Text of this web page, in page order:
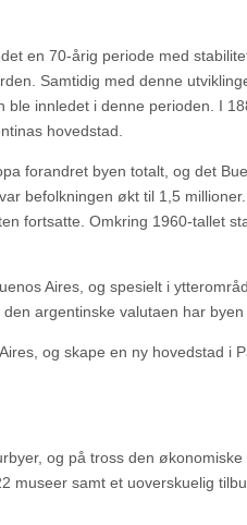
en 70-årig periode med
Samtidig med denne
ble innledet i denne perioden. I
hovedstad.
forandret byen totalt, og det
befolkningen økt til 1,5
fortsatte. Omkring 1960-tallet
Aires, og spesielt i
argentinske valutaen har
og skape en ny hovedstad i
og på tross den
museer samt et uoverskuelig